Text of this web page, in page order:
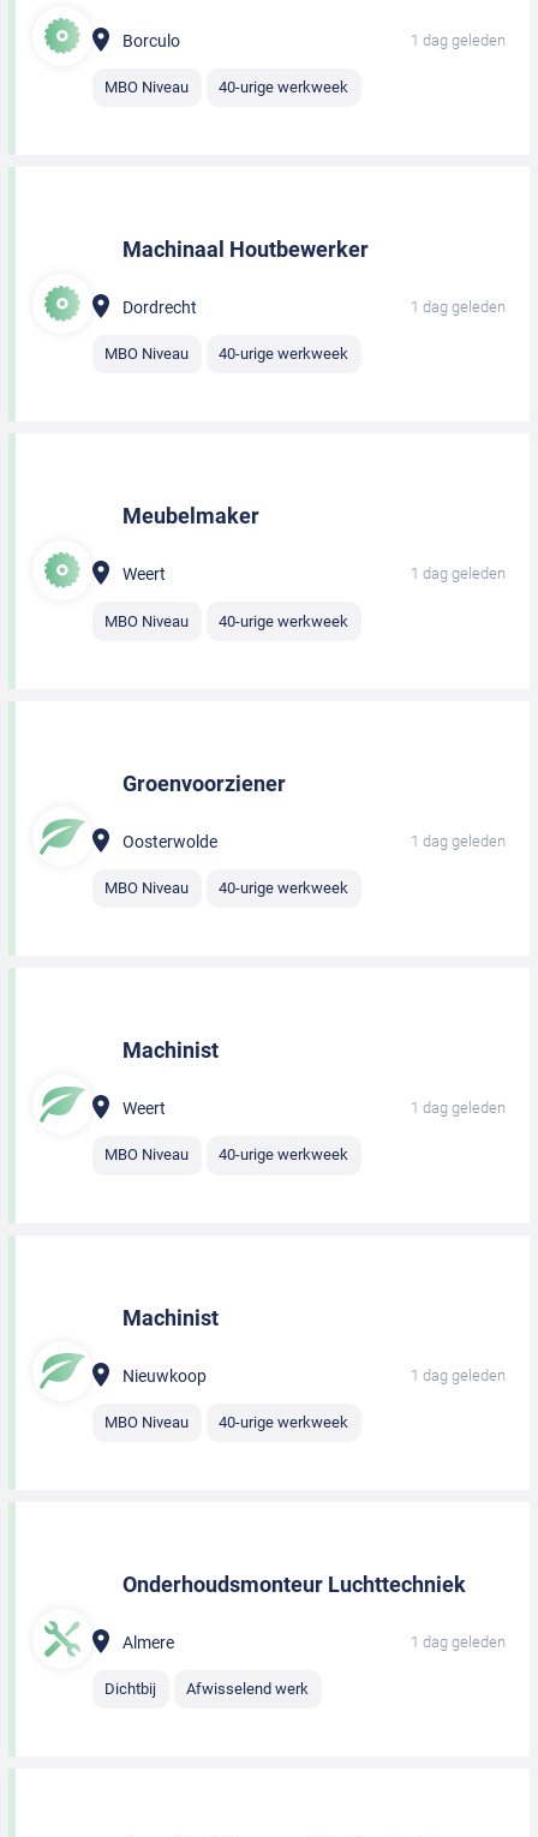
Borculo 1 dag geleden
MBO Niveau 40-urige werkweek
Machinaal Houtbewerker
Dordrecht 1 dag geleden
MBO Niveau 40-urige werkweek
Meubelmaker
Weert 1 dag geleden
MBO Niveau 40-urige werkweek
Groenvoorziener
Oosterwolde 1 dag geleden
MBO Niveau 40-urige werkweek
Machinist
Weert 1 dag geleden
MBO Niveau 40-urige werkweek
Machinist
Nieuwkoop 1 dag geleden
MBO Niveau 40-urige werkweek
Onderhoudsmonteur Luchttechniek
Almere 1 dag geleden
Dichtbij Afwisselend werk